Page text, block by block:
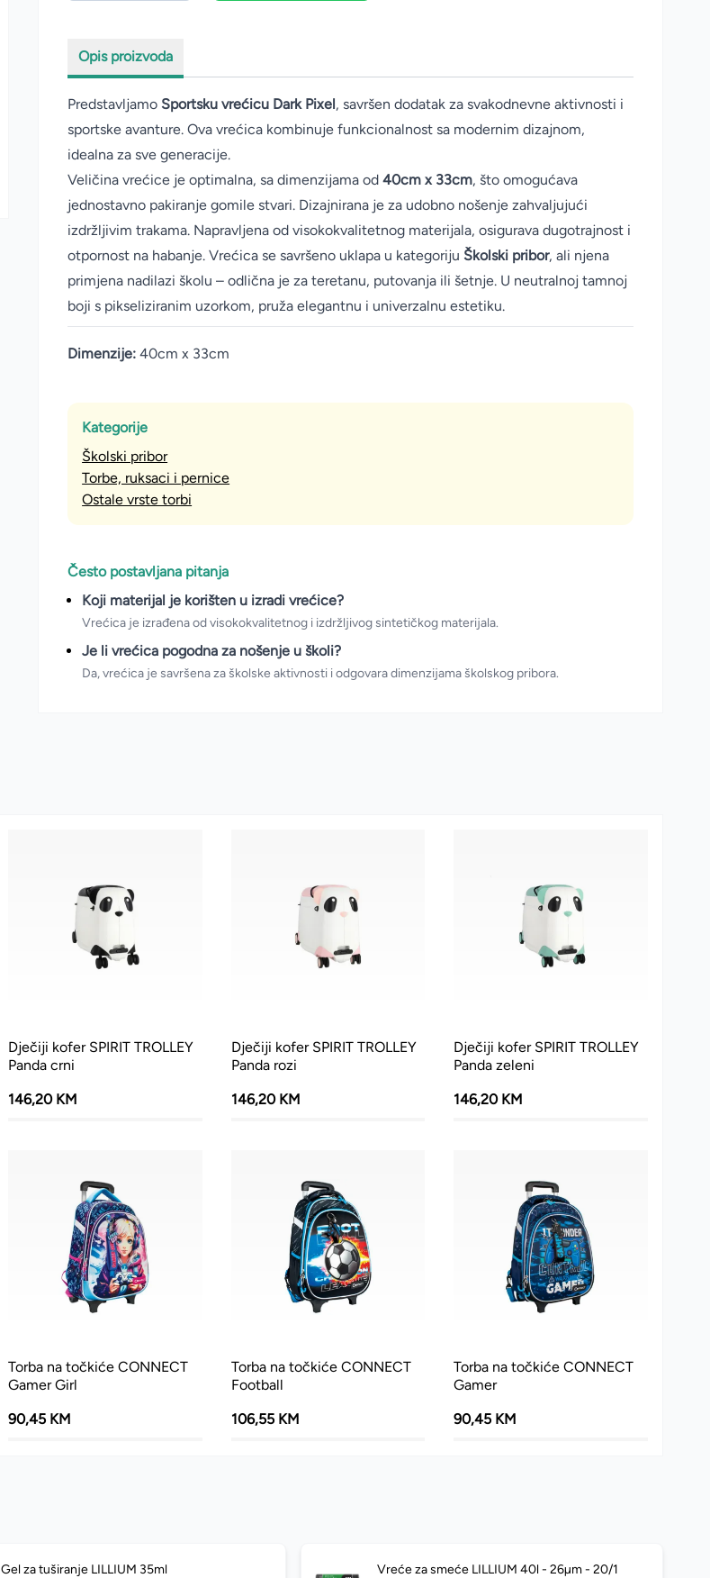
Opis proizvoda
Predstavljamo Sportsku vrećicu Dark Pixel, savršen dodatak za svakodnevne aktivnosti i
sportske avanture. Ova vrećica kombinuje funkcionalnost sa modernim dizajnom,
idealna za sve generacije.
Veličina vrećice je optimalna, sa dimenzijama od40cm x 33cm, što omogućava
jednostavno pakiranje gomile stvari. Dizajnirana je za udobno nošenje zahvaljujući
izdržljivim trakama. Napravljena od visokokvalitetnog materijala, osigurava dugotrajnost i
otpornost na habanje. Vrećica se savršeno uklapa u kategoriju Školski pribor, ali njena
primjena nadilazi školu – odlična je za teretanu, putovanja ili šetnje. U neutralnoj tamnoj
boji s pikseliziranim uzorkom, pruža elegantnu i univerzalnu estetiku.
Dimenzije: 40cm x 33cm
Kategorije
Školski pribor
Torbe, ruksaci i pernice
Ostale vrste torbi
Često postavljana pitanja
Koji materijal je korišten u izradi vrećice?
Vrećica je izrađena od visokokvalitetnog i izdržljivog sintetičkog materijala.
Je li vrećica pogodna za nošenje u školi?
Da, vrećica je savršena za školske aktivnosti i odgovara dimenzijama školskog pribora.
Dječiji kofer SPIRIT TROLLEY
Panda crni
146,20 KM
Dječiji kofer SPIRIT TROLLEY
Panda rozi
146,20 KM
Dječiji kofer SPIRIT TROLLEY
Panda zeleni
146,20 KM
Torba na točkiće CONNECT
Gamer Girl
90,45 KM
Torba na točkiće CONNECT
Football
106,55 KM
Torba na točkiće CONNECT
Gamer
90,45 KM
Gel za tuširanje LILLIUM 35ml
Vreće za smeće LILLIUM 40l - 26µm - 20/1